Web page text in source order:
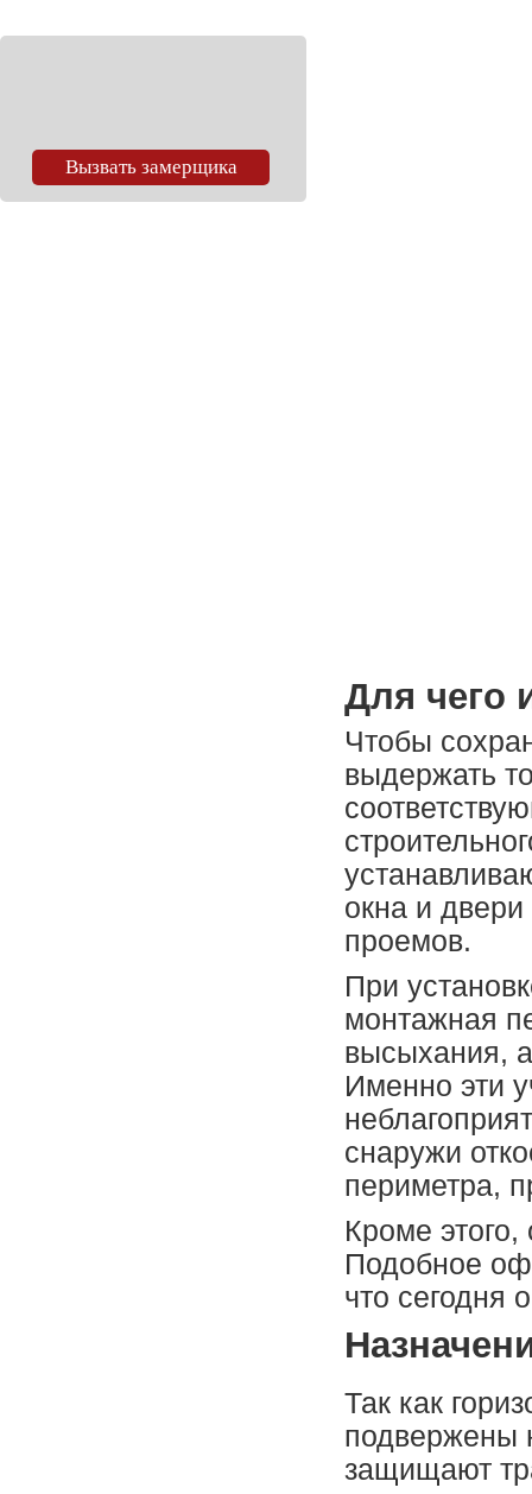
Вызвать замерщика
Для чего
Чтобы
выдержать
окна и
проемов.
При
монтажная
высыхания,
Именно эти
снаружи
периметра,
Кроме
Подобное
что сегодня
Так как
подвержены
защищают